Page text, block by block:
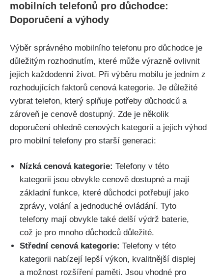
mobilních telefonů pro důchodce:
Doporučení a výhody
Výběr správného mobilního telefonu pro důchodce je
důležitým rozhodnutím, které může výrazně ovlivnit
jejich každodenní život. Při výběru mobilu je jedním z
rozhodujících faktorů cenová kategorie. Je důležité
vybrat telefon, který splňuje potřeby důchodců a
zároveň je cenově dostupný. Zde je několik
doporučení ohledně cenových kategorií a jejich výhod
pro mobilní telefony pro starší generaci:
Nízká cenová kategorie: Telefony v této
kategorii jsou obvykle cenově dostupné a mají
základní funkce, které důchodci potřebují jako
zprávy, volání a jednoduché ovládání. Tyto
telefony mají obvykle také delší výdrž baterie,
což je pro mnoho důchodců důležité.
Střední cenová kategorie: Telefony v této
kategorii nabízejí lepší výkon, kvalitnější displej
a možnost rozšíření paměti. Jsou vhodné pro